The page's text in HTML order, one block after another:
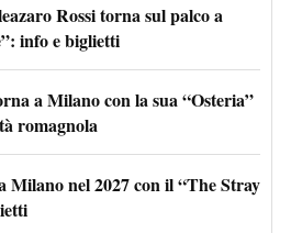
Rossi torna sul palco a
info e biglietti
a Milano con la sua “Osteria”
romagnola
Milano nel 2027 con il “The Stray